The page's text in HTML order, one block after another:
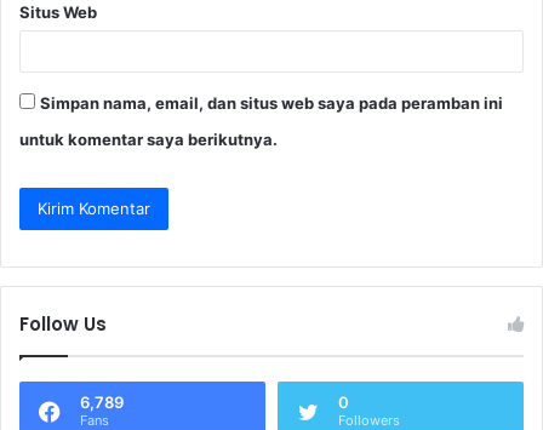
Situs Web
Simpan nama, email, dan situs web saya pada peramban ini
untuk komentar saya berikutnya.
Follow Us
6,789
Fans
0
Followers